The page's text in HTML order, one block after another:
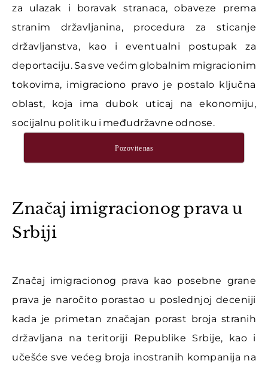
za ulazak i boravak stranaca, obaveze prema
stranim državljanina, procedura za sticanje
državljanstva, kao i eventualni postupak za
deportaciju. Sa sve većim globalnim migracionim
tokovima, imigraciono pravo je postalo ključna
oblast, koja ima dubok uticaj na ekonomiju,
socijalnu politiku i međudržavne odnose.
Pozovite nas
Značaj imigracionog prava u
Srbiji
Značaj imigracionog prava kao posebne grane
prava je naročito porastao u poslednjoj deceniji
kada je primetan značajan porast broja stranih
državljana na teritoriji Republike Srbije, kao i
učešće sve većeg broja inostranih kompanija na